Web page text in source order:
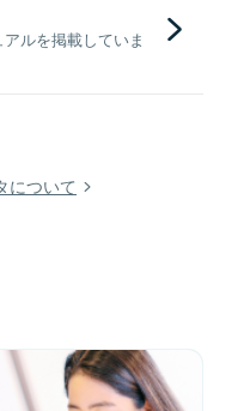
ルを掲載していま
について